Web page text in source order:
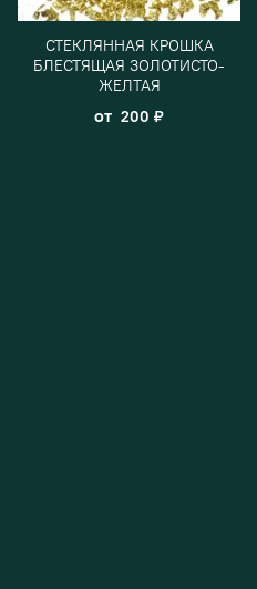
СТЕКЛЯННАЯ КРОШКА
БЛЕСТЯЩАЯ ЗОЛОТИСТО-
ЖЕЛТАЯ
от 200 ₽